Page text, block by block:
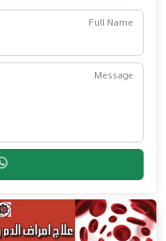
Full Name
Message